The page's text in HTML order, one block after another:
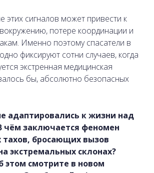
этих сигналов может привести к
потере координации и
Именно поэтому спасатели в
фиксируют сотни случаев, когда
экстренная медицинская
бы, абсолютно безопасных
адаптировались к жизни над
чём заключается феномен
тахов, бросающих вызов
экстремальных склонах?
этом смотрите в новом